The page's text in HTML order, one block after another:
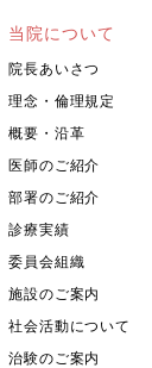
当院について
院長あいさつ
理念・倫理規定
概要・沿革
医師のご紹介
部署のご紹介
診療実績
委員会組織
施設のご案内
社会活動について
治験のご案内